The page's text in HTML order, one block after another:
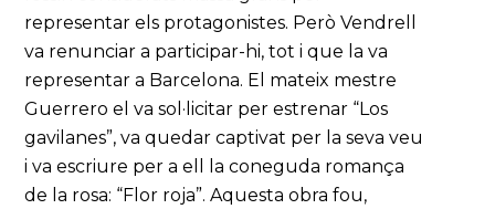
representar els protagonistes. Però Vendrell
va renunciar a participar-hi, tot i que la va
representar a Barcelona. El mateix mestre
Guerrero el va sol·licitar per estrenar “Los
gavilanes”, va quedar captivat per la seva veu
i va escriure per a ell la coneguda romança
de la rosa: “Flor roja”. Aquesta obra fou,